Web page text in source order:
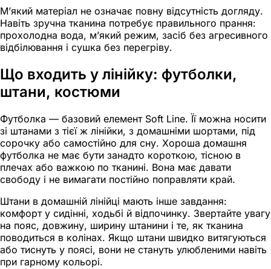
М’який матеріал не означає повну відсутність догляду.
Навіть зручна тканина потребує правильного прання:
прохолодна вода, м’який режим, засіб без агресивного
відбілювання і сушка без перегріву.
Що входить у лінійку: футболки,
штани, костюми
Футболка — базовий елемент Soft Line. Її можна носити
зі штанами з тієї ж лінійки, з домашніми шортами, під
сорочку або самостійно для сну. Хороша домашня
футболка не має бути занадто короткою, тісною в
плечах або важкою по тканині. Вона має давати
свободу і не вимагати постійно поправляти край.
Штани в домашній лінійці мають інше завдання:
комфорт у сидінні, ходьбі й відпочинку. Звертайте увагу
на пояс, довжину, ширину штанини і те, як тканина
поводиться в колінах. Якщо штани швидко витягуються
або тиснуть у поясі, вони не стануть улюбленими навіть
при гарному кольорі.